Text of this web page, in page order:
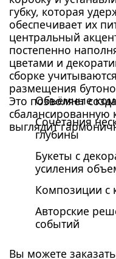
губку, которая
обеспечивает их
центральный
постепенно
цветами и
сборке
размещения
Это позволяет
выглядит
Объёмные
Сочетания
глубины
Букеты с
усиления
Композиции с
Авторские
событий
Вы можете